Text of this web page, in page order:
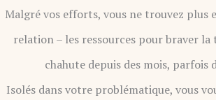
Malgré vos efforts, vous ne trouvez plus
relation – les ressources pour braver la
chahute depuis des mois, parfois
Isolés dans votre problématique, vous